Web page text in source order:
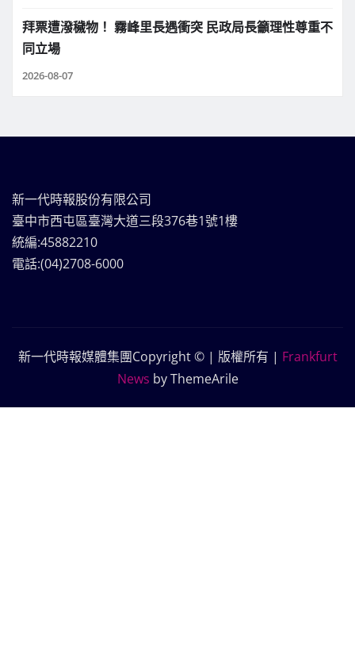
拜票遭潑穢物！ 霧峰里長遇衝突 民政局長籲理性尊重不
同立場
2026-08-07
新一代時報股份有限公司
臺中市西屯區臺灣大道三段376巷1號1樓
統編:45882210
電話:(04)2708-6000
新一代時報媒體集團Copyright © | 版權所有 | Frankfurt
News by ThemeArile